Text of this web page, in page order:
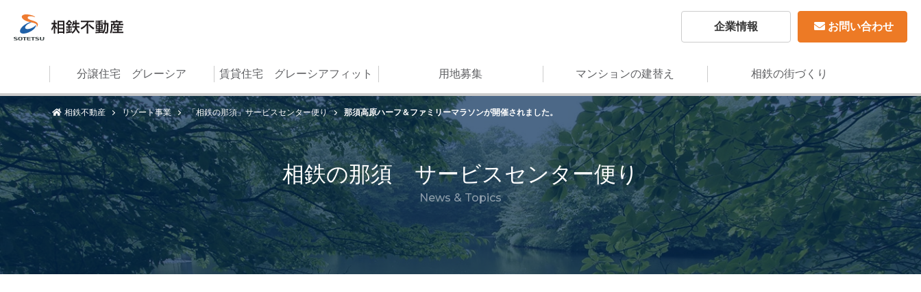
企業情報 お問い合わせ
分譲住宅 グレーシア 賃貸住宅 グレーシアフィット 用地募集 マンションの建替え 相鉄の街づくり
相鉄不動産 リゾート事業 「相鉄の那須」サービスセンター便り 那須高原ハーフ＆ファミリーマラソンが開催されました。
相鉄の那須 サービスセンター便り
News & Topics